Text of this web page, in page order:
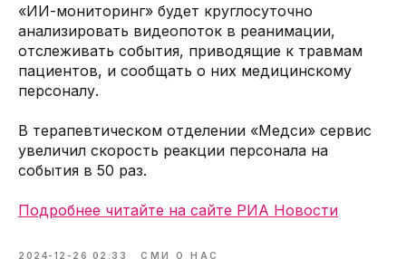
«ИИ-мониторинг» будет круглосуточно
анализировать видеопоток в реанимации,
отслеживать события, приводящие к травмам
пациентов, и сообщать о них медицинскому
персоналу.
В терапевтическом отделении «Медси» сервис
увеличил скорость реакции персонала на
события в 50 раз.
Подробнее читайте на сайте РИА Новости
2024-12-26 02:33 СМИ О НАС